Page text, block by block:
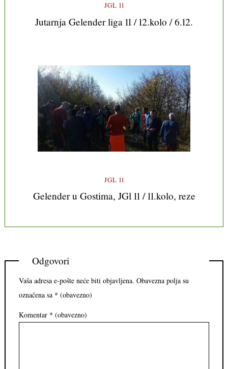
JGL 11
Jutarnja Gelender liga 11 / 12.kolo / 6.12.
JGL 11
Gelender u Gostima, JGl 11 / 11.kolo, reze
Odgovori
Vaša adresa e-pošte neće biti objavljena. Obavezna polja su
označena sa * (obavezno)
Komentar * (obavezno)